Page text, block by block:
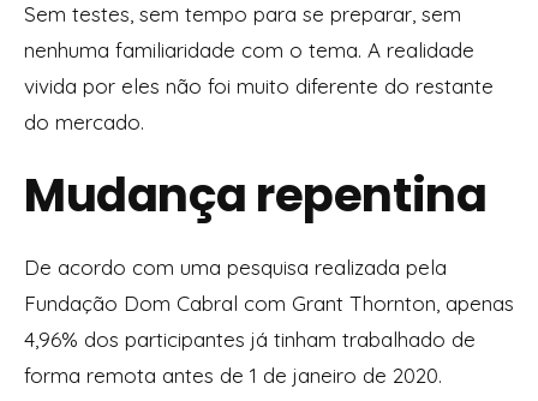
Sem testes, sem tempo para se preparar, sem
nenhuma familiaridade com o tema. A realidade
vivida por eles não foi muito diferente do restante
do mercado.
Mudança repentina
De acordo com uma pesquisa realizada pela
Fundação Dom Cabral com Grant Thornton, apenas
4,96% dos participantes já tinham trabalhado de
forma remota antes de 1 de janeiro de 2020.